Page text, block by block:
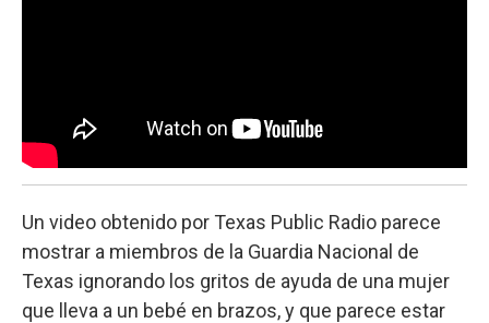
Un video obtenido por Texas Public Radio parece
mostrar a miembros de la Guardia Nacional de
Texas ignorando los gritos de ayuda de una mujer
que lleva a un bebé en brazos, y que parece estar